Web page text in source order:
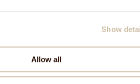
Show
Allow all
Produkte